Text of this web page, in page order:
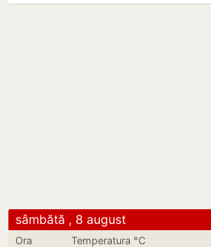
sâmbătă , 8 august
Ora Temperatura °C